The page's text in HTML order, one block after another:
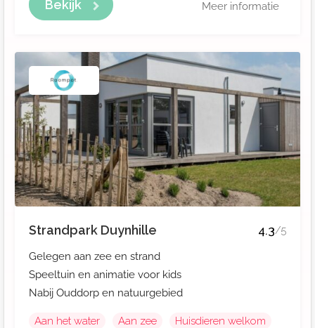
Bekijk Meer informatie
Strandpark Duynhille 4.3/5
Gelegen aan zee en strand
Speeltuin en animatie voor kids
Nabij Ouddorp en natuurgebied
Aan het water Aan zee
Huisdieren welkom